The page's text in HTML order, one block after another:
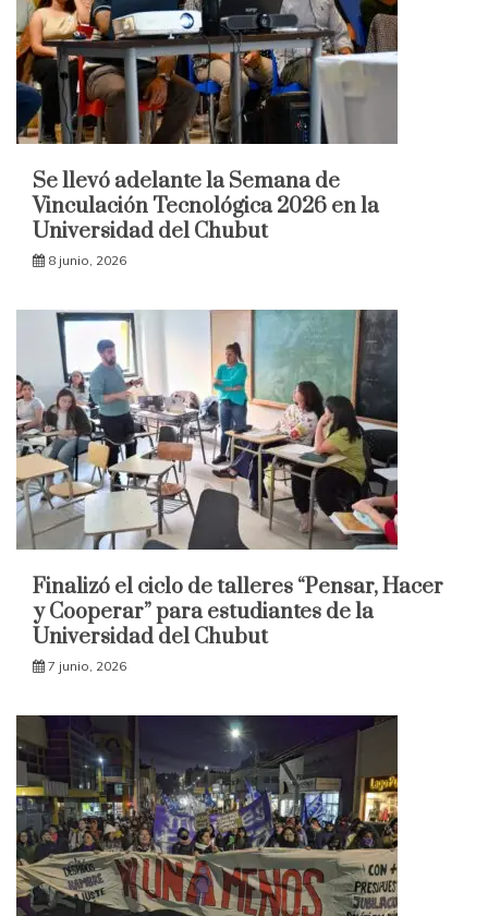
Se llevó adelante la Semana de
Vinculación Tecnológica 2026 en la
Universidad del Chubut
8 junio, 2026
Finalizó el ciclo de talleres “Pensar, Hacer
y Cooperar” para estudiantes de la
Universidad del Chubut
7 junio, 2026